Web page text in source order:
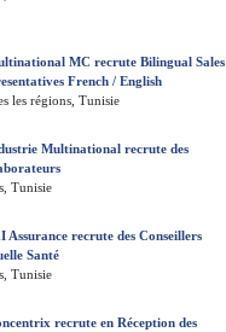
MC recrute Bilingual Sales
French / English
les régions, Tunisie
Multinational recrute des
Tunisie
Assurance recrute des Conseillers
Santé
Tunisie
recrute en Réception des